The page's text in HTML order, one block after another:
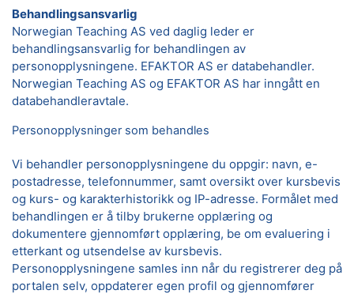
Behandlingsansvarlig
Norwegian Teaching AS ved daglig leder er
behandlingsansvarlig for behandlingen av
personopplysningene. EFAKTOR AS er databehandler.
Norwegian Teaching AS og EFAKTOR AS har inngått en
databehandleravtale.
Personopplysninger som behandles
Vi behandler personopplysningene du oppgir: navn, e-
postadresse, telefonnummer, samt oversikt over kursbevis
og kurs- og karakterhistorikk og IP-adresse. Formålet med
behandlingen er å tilby brukerne opplæring og
dokumentere gjennomført opplæring, be om evaluering i
etterkant og utsendelse av kursbevis.
Personopplysningene samles inn når du registrerer deg på
portalen selv, oppdaterer egen profil og gjennomfører